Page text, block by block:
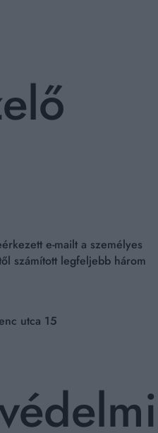
e-mailt a személyes
számított legfeljebb három
utca 15